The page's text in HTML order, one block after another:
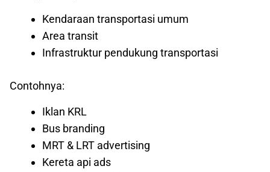
Kendaraan transportasi umum
Area transit
Infrastruktur pendukung transportasi
Contohnya:
Iklan KRL
Bus branding
MRT & LRT advertising
Kereta api ads